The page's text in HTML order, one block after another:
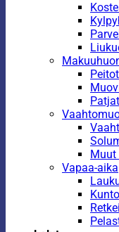
Vapaa-aika